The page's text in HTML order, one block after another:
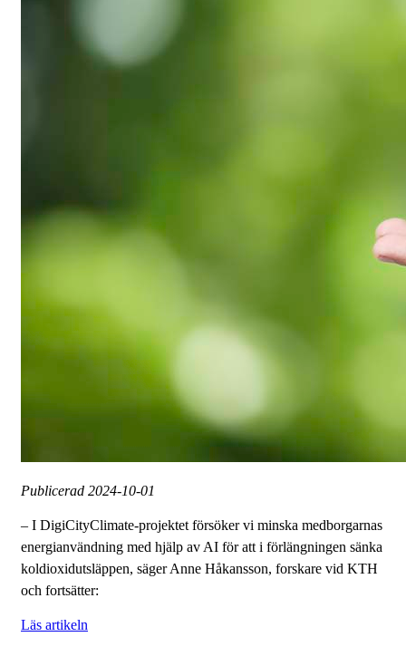
Publicerad 2024-10-01
– I DigiCityClimate-projektet försöker vi minska medborgarnas
energianvändning med hjälp av AI för att i förlängningen sänka
koldioxidutsläppen, säger Anne Håkansson, forskare vid KTH
och fortsätter:
Läs artikeln